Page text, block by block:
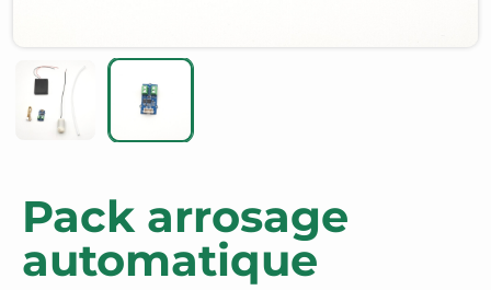
Pack arrosage
automatique